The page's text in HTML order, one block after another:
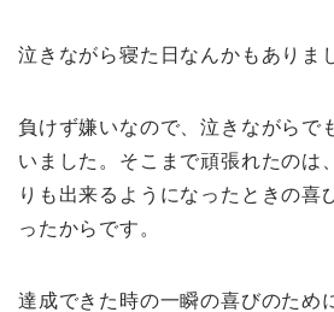
泣きながら寝た日なんかもありま
負けず嫌いなので、泣きながらで
いました。そこまで頑張れたのは
りも出来るようになったときの喜
ったからです。
達成できた時の一瞬の喜びのため